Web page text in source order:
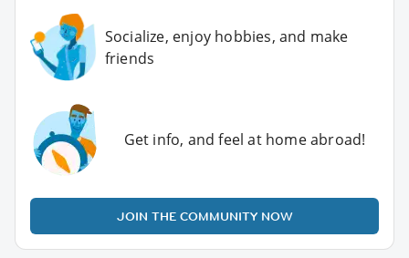
Socialize, enjoy hobbies, and make
friends
Get info, and feel at home abroad!
JOIN THE COMMUNITY NOW